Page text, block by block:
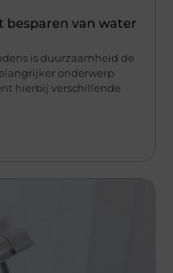
besparen van water
is duurzaamheid de
onderwerp
hierbij verschillende